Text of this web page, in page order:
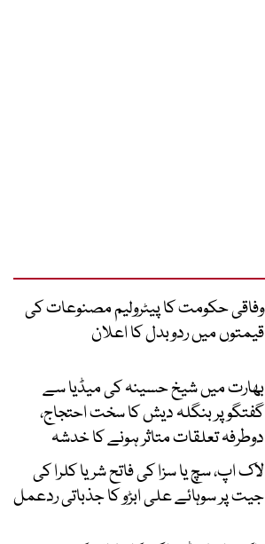
وفاقی حکومت کا پیٹرولیم مصنوعات کی
قیمتوں میں ردوبدل کا اعلان
بھارت میں شیخ حسینہ کی میڈیا سے
گفتگو پر بنگلہ دیش کا سخت احتجاج،
دوطرفہ تعلقات متاثر ہونے کا خدشہ
لاک اپ، سچ یا سزا کی فاتح شریا کلرا کی
جیت پر سوہائے علی ابڑو کا جذباتی ردعمل